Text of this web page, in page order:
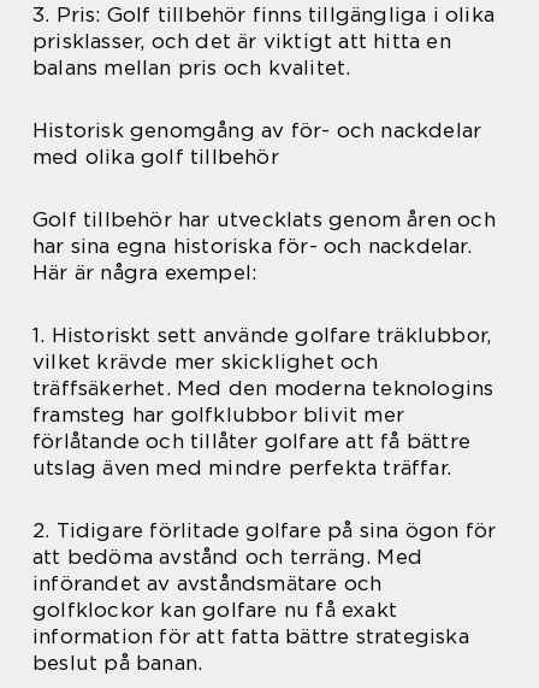
3. Pris: Golf tillbehör finns tillgängliga i olika
prisklasser, och det är viktigt att hitta en
balans mellan pris och kvalitet.
Historisk genomgång av för- och nackdelar
med olika golf tillbehör
Golf tillbehör har utvecklats genom åren och
har sina egna historiska för- och nackdelar.
Här är några exempel:
1. Historiskt sett använde golfare träklubbor,
vilket krävde mer skicklighet och
träffsäkerhet. Med den moderna teknologins
framsteg har golfklubbor blivit mer
förlåtande och tillåter golfare att få bättre
utslag även med mindre perfekta träffar.
2. Tidigare förlitade golfare på sina ögon för
att bedöma avstånd och terräng. Med
införandet av avståndsmätare och
golfklockor kan golfare nu få exakt
information för att fatta bättre strategiska
beslut på banan.